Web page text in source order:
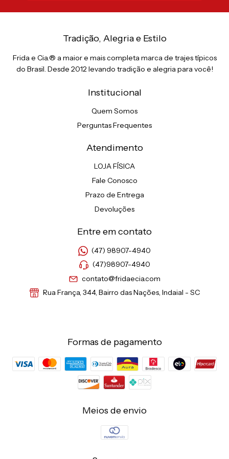
Tradição, Alegria e Estilo
Frida e Cia.® a maior e mais completa marca de trajes típicos
do Brasil. Desde 2012 levando tradição e alegria para você!
Institucional
Quem Somos
Perguntas Frequentes
Atendimento
LOJA FÍSICA
Fale Conosco
Prazo de Entrega
Devoluções
Entre em contato
(47) 98907-4940
(47)98907-4940
contato@fridaecia.com
Rua França, 344, Bairro das Nações, Indaial - SC
Formas de pagamento
Meios de envio